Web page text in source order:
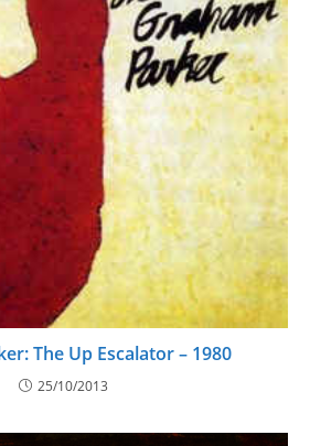
The Up Escalator – 1980
25/10/2013